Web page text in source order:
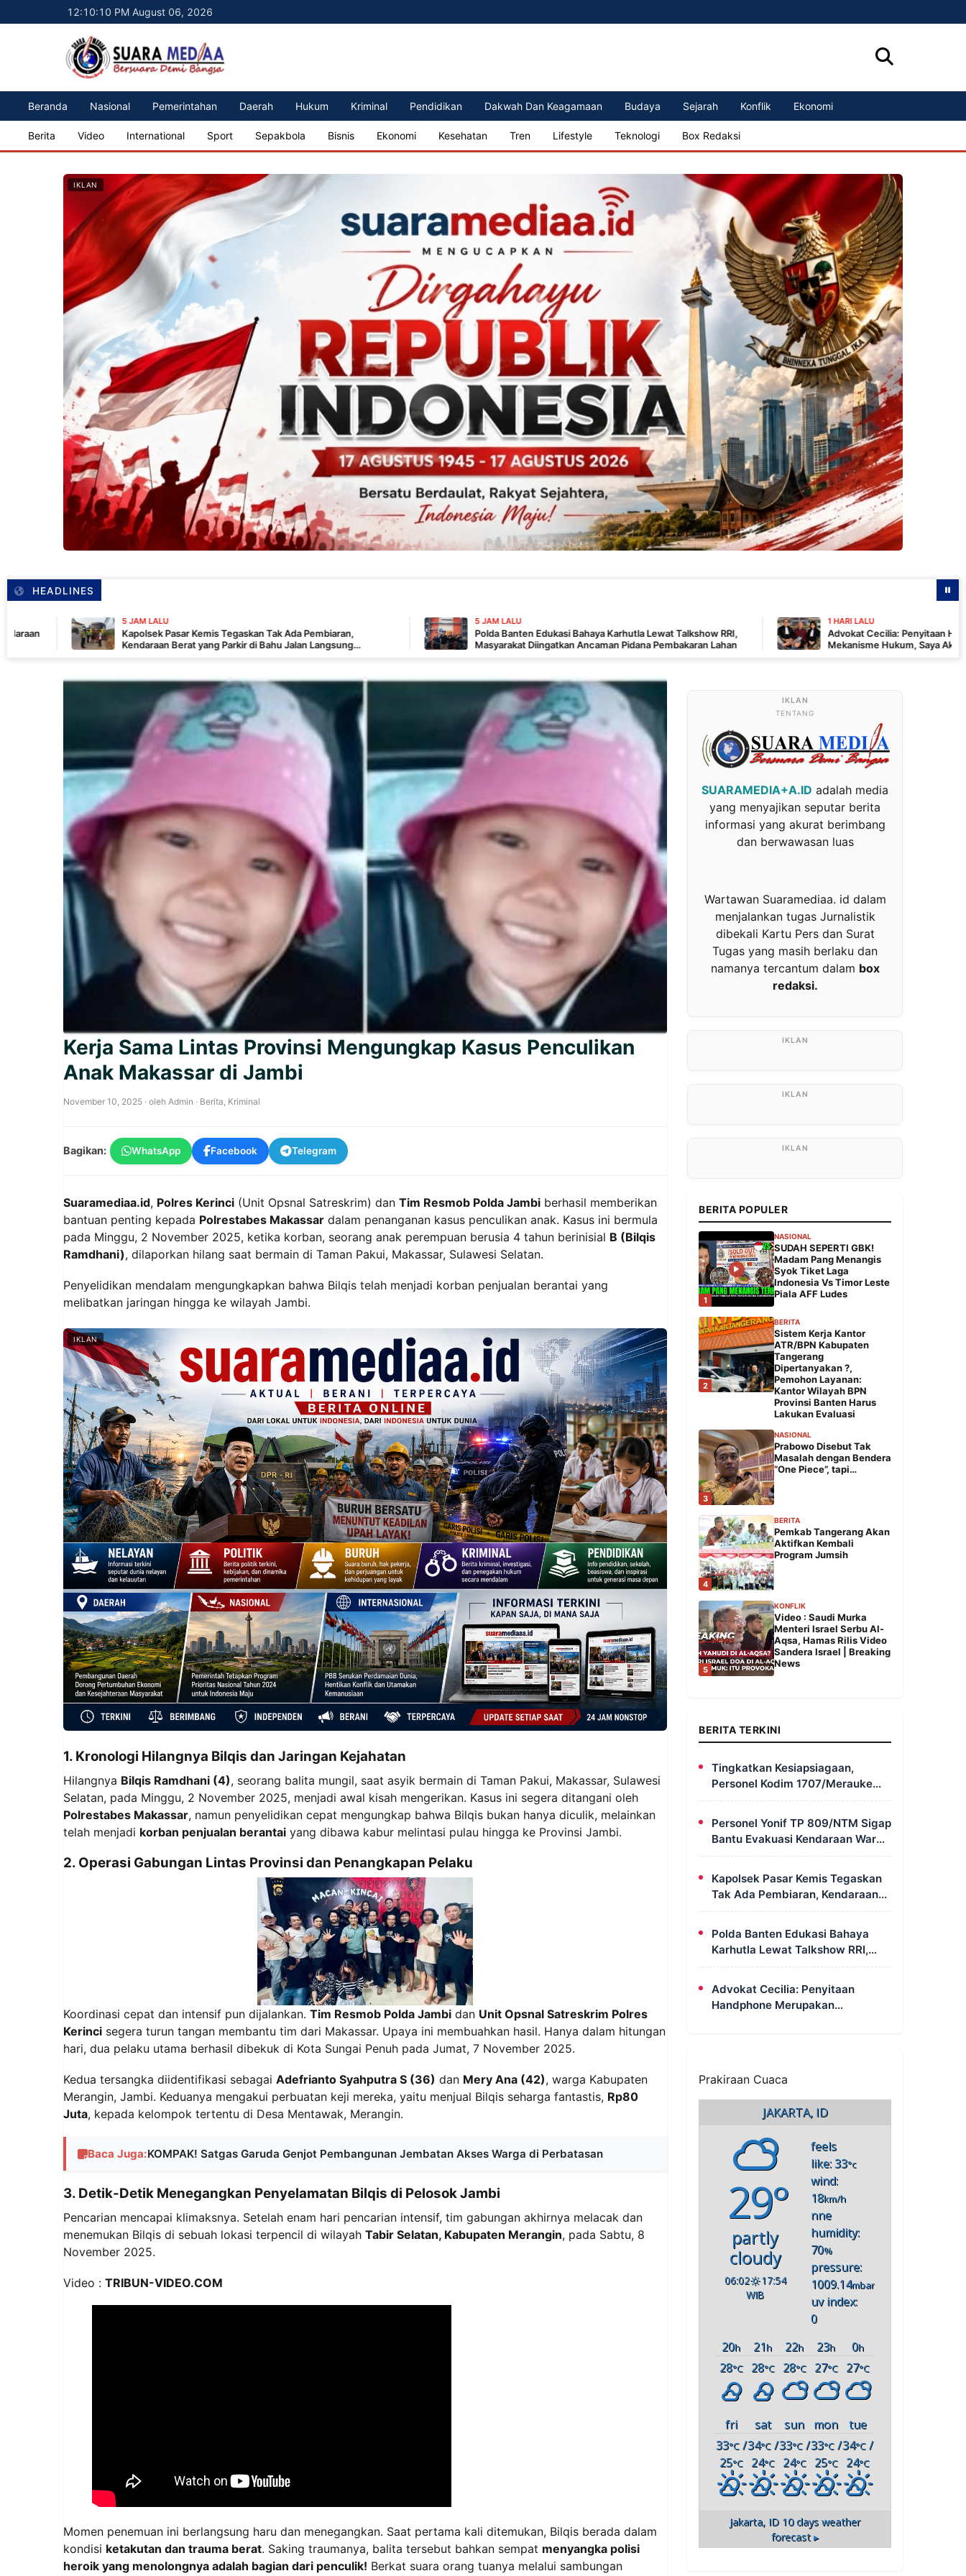
12:10:12 PM August 06, 2026
Beranda Nasional Pemerintahan Daerah Hukum Kriminal Pendidikan Dakwah Dan Keagamaan Budaya Sejarah Konflik Ekonomi
Berita Video International Sport Sepakbola Bisnis Ekonomi Kesehatan Tren Lifestyle Teknologi Box Redaksi
IKLAN
HEADLINES
5 JAM LALU
Kapolsek Pasar Kemis Tegaskan Tak Ada Pembiaran,
Kendaraan Berat yang Parkir di Bahu Jalan Langsung
5 JAM LALU
Polda Banten Edukasi Bahaya Karhutla Lewat Talkshow RRI,
Masyarakat Diingatkan Ancaman Pidana Pembakaran Lahan
1 HARI LALU
Advokat Cecilia: Penyitaan Handphone Merupakan
Mekanisme Hukum, Saya Akan Kooperatif Apabila
Kerja Sama Lintas Provinsi Mengungkap Kasus Penculikan
Anak Makassar di Jambi
November 10, 2025 · oleh Admin · Berita Kriminal
Bagikan: WhatsApp Facebook Telegram
Suaramediaa.id, Polres Kerinci (Unit Opsnal Satreskrim) dan Tim Resmob Polda Jambi berhasil memberikan
bantuan penting kepada Polrestabes Makassar dalam penanganan kasus penculikan anak. Kasus ini bermula
pada Minggu, 2 November 2025, ketika korban, seorang anak perempuan berusia 4 tahun berinisial B (Bilqis
Ramdhani), dilaporkan hilang saat bermain di Taman Pakui, Makassar, Sulawesi Selatan.
Penyelidikan mendalam mengungkapkan bahwa Bilqis telah menjadi korban penjualan berantai yang
melibatkan jaringan hingga ke wilayah Jambi.
IKLAN
1. Kronologi Hilangnya Bilqis dan Jaringan Kejahatan
Hilangnya Bilqis Ramdhani (4), seorang balita mungil, saat asyik bermain di Taman Pakui, Makassar, Sulawesi
Selatan, pada Minggu, 2 November 2025, menjadi awal kisah mengerikan. Kasus ini segera ditangani oleh
Polrestabes Makassar, namun penyelidikan cepat mengungkap bahwa Bilqis bukan hanya diculik, melainkan
telah menjadi korban penjualan berantai yang dibawa kabur melintasi pulau hingga ke Provinsi Jambi.
2. Operasi Gabungan Lintas Provinsi dan Penangkapan Pelaku
Koordinasi cepat dan intensif pun dijalankan. Tim Resmob Polda Jambi dan Unit Opsnal Satreskrim Polres
Kerinci segera turun tangan membantu tim dari Makassar. Upaya ini membuahkan hasil. Hanya dalam hitungan
hari, dua pelaku utama berhasil dibekuk di Kota Sungai Penuh pada Jumat, 7 November 2025.
Kedua tersangka diidentifikasi sebagai Adefrianto Syahputra S (36) dan Mery Ana (42), warga Kabupaten
Merangin, Jambi. Keduanya mengakui perbuatan keji mereka, yaitu menjual Bilqis seharga fantastis, Rp80
Juta, kepada kelompok tertentu di Desa Mentawak, Merangin.
Baca Juga:KOMPAK! Satgas Garuda Genjot Pembangunan Jembatan Akses Warga di Perbatasan
3. Detik-Detik Menegangkan Penyelamatan Bilqis di Pelosok Jambi
Pencarian mencapai klimaksnya. Setelah enam hari pencarian intensif, tim gabungan akhirnya melacak dan
menemukan Bilqis di sebuah lokasi terpencil di wilayah Tabir Selatan, Kabupaten Merangin, pada Sabtu, 8
November 2025.
Video : TRIBUN-VIDEO.COM
Momen penemuan ini berlangsung haru dan menegangkan. Saat pertama kali ditemukan, Bilqis berada dalam
kondisi ketakutan dan trauma berat. Saking traumanya, balita tersebut bahkan sempat menyangka polisi
heroik yang menolongnya adalah bagian dari penculik! Berkat suara orang tuanya melalui sambungan
TENTANG
SUARAMEDIA+A.ID adalah media
yang menyajikan seputar berita
informasi yang akurat berimbang
dan berwawasan luas
Wartawan Suaramediaa. id dalam
menjalankan tugas Jurnalistik
dibekali Kartu Pers dan Surat
Tugas yang masih berlaku dan
namanya tercantum dalam box
redaksi.
BERITA POPULER
1
NASIONAL
SUDAH SEPERTI GBK!
Madam Pang Menangis
Syok Tiket Laga
Indonesia Vs Timor Leste
Piala AFF Ludes
2
BERITA
Sistem Kerja Kantor
ATR/BPN Kabupaten
Tangerang
Dipertanyakan ?,
Pemohon Layanan:
Kantor Wilayah BPN
Provinsi Banten Harus
Lakukan Evaluasi
3
NASIONAL
Prabowo Disebut Tak
Masalah dengan Bendera
“One Piece”, tapi…
4
BERITA
Pemkab Tangerang Akan
Aktifkan Kembali
Program Jumsih
5
KONFLIK
Video : Saudi Murka
Menteri Israel Serbu Al-
Aqsa, Hamas Rilis Video
Sandera Israel | Breaking
News
BERITA TERKINI
Tingkatkan Kesiapsiagaan,
Personel Kodim 1707/Merauke
Asah Ketrampilan Bersama
Petugas Damkar
Personel Yonif TP 809/NTM Sigap
Bantu Evakuasi Kendaraan Warga
Wapoania yang Terperosok ke
Kapolsek Pasar Kemis Tegaskan
Tak Ada Pembiaran, Kendaraan
Berat yang Parkir di Bahu Jalan
Langsung Ditertibkan
Polda Banten Edukasi Bahaya
Karhutla Lewat Talkshow RRI,
Masyarakat Diingatkan Ancaman
Pidana Pembakaran Lahan
Advokat Cecilia: Penyitaan
Handphone Merupakan
Prakiraan Cuaca
JAKARTA, ID
29°
partly
cloudy
06:02
17:54
WIB
feels
like: 33°c
wind:
18km/h
nne
humidity:
70%
pressure:
1009.14mbar
uv index:
0
20h 21h 22h 23h 0h
28°C 28°C 28°C 27°C 27°C
fri sat sun mon
tue
33°C/
25°C
34°C/
24°C
33°C/
24°C
33°C/
25°C
34°C /
24°C
Jakarta, ID 10 days weather
forecast ▸